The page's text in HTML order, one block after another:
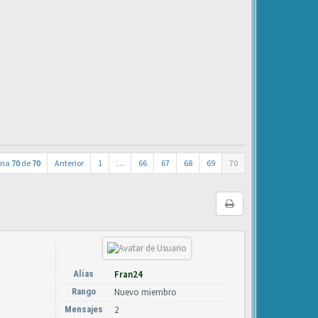
70 de 70 Anterior 1 … 66 67 68 69 70
Alias Fran24
Rango Nuevo miembro
Mensajes 2